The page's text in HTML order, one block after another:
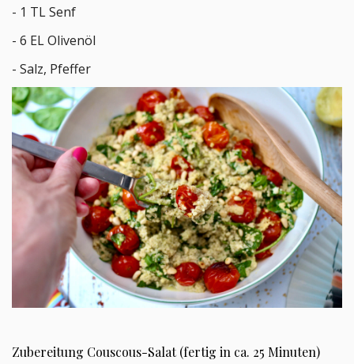
- 1 TL Senf
- 6 EL Olivenöl
- Salz, Pfeffer
Zubereitung Couscous-Salat (fertig in ca. 25 Minuten)